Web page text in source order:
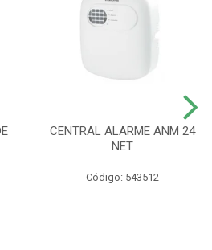
CENTRAL ALARME ANM 24
NET
Código: 543512